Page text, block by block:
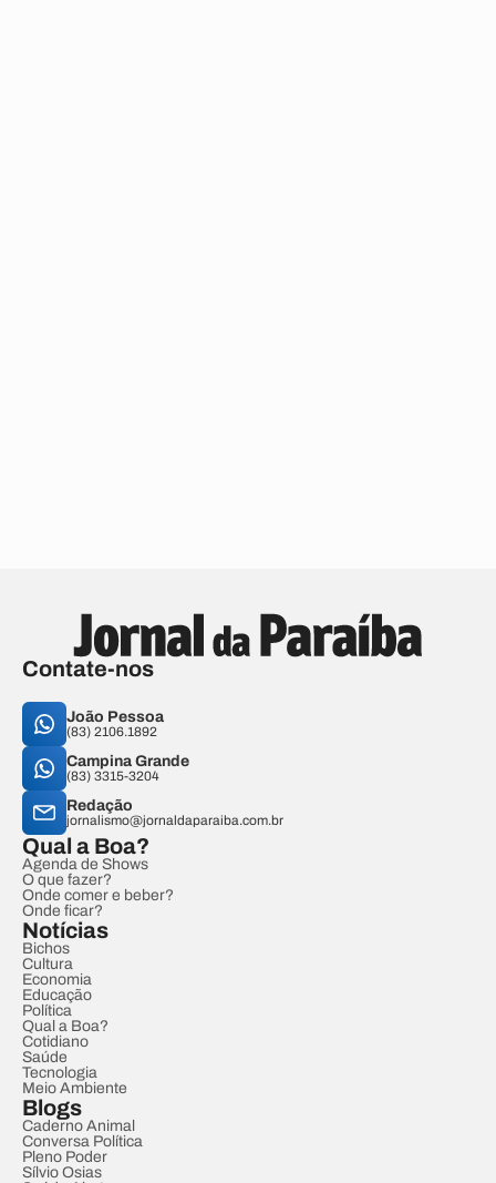
Contate-nos
João Pessoa
(83) 2106.1892
Campina Grande
(83) 3315-3204
Redação
jornalismo@jornaldaparaiba.com.br
Qual a Boa?
Agenda de Shows
O que fazer?
Onde comer e beber?
Onde ficar?
Notícias
Bichos
Cultura
Economia
Educação
Política
Qual a Boa?
Cotidiano
Saúde
Tecnologia
Meio Ambiente
Blogs
Caderno Animal
Conversa Política
Pleno Poder
Sílvio Osias